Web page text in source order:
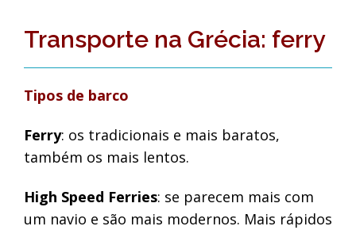
Transporte na Grécia: ferry
Tipos de barco
Ferry: os tradicionais e mais baratos,
também os mais lentos.
High Speed Ferries: se parecem mais com
um navio e são mais modernos. Mais rápidos